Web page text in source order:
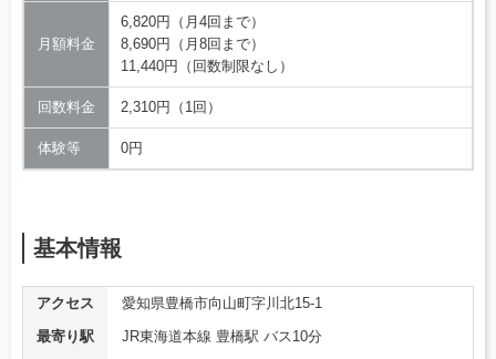
月額料金
6,820円（月4回まで）
8,690円（月8回まで）
11,440円（回数制限なし）
回数料金 2,310円（1回）
体験等 0円
基本情報
アクセス
愛知県豊橋市向山町字川北15-1
最寄り駅
JR東海道本線 豊橋駅 バス10分